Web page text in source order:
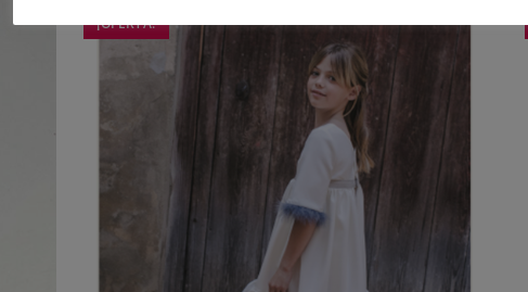
¡OFERTA!